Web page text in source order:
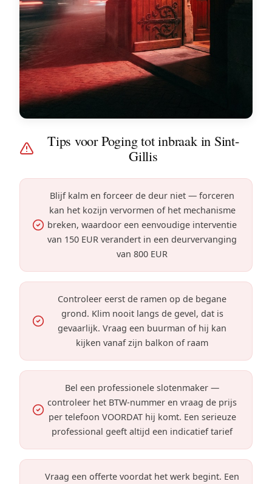
Tips voor Poging tot inbraak in Sint-
Gillis
Blijf kalm en forceer de deur niet — forceren
kan het kozijn vervormen of het mechanisme
breken, waardoor een eenvoudige interventie
van 150 EUR verandert in een deurvervanging
van 800 EUR
Controleer eerst de ramen op de begane
grond. Klim nooit langs de gevel, dat is
gevaarlijk. Vraag een buurman of hij kan
kijken vanaf zijn balkon of raam
Bel een professionele slotenmaker —
controleer het BTW-nummer en vraag de prijs
per telefoon VOORDAT hij komt. Een serieuze
professional geeft altijd een indicatief tarief
Vraag een offerte voordat het werk begint. Een